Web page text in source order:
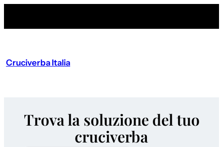
Cruciverba Italia
Trova la soluzione del tuo
cruciverba